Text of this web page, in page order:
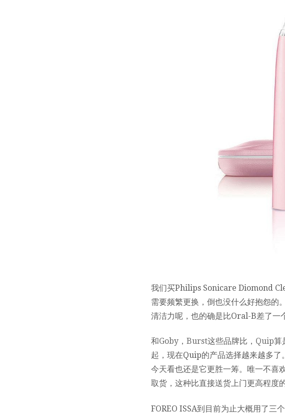
我们买Philips Sonicare Diomond
需要频繁更换，倒也没什么好抱怨的
清洁力呢，也的确是比Oral-B差了一
和Goby ， Burst这些品牌比， Quip算
起，现在Quip的产品选择越来越多
今天看也还是它更胜一筹。唯一不喜
取货，这种比直接送货上门更高程度
FOREO ISSA到目前为止大概用了三